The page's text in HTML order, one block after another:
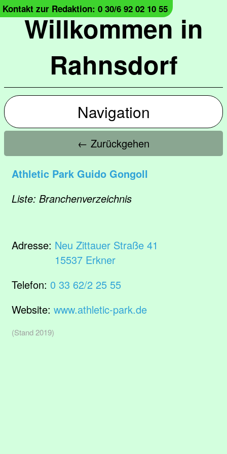
Willkommen in
Rahnsdorf
Kontakt zur Redaktion: 0 30/6 92 02 10 55
Navigation
← Zurückgehen
Athletic Park Guido Gongoll
Liste: Branchenverzeichnis
Adresse: Neu Zittauer Straße 41
15537 Erkner
Telefon: 0 33 62/2 25 55
Website: www.athletic-park.de
(Stand 2019)